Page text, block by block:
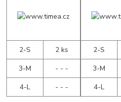
2-S
2 ks
3-M
- - -
4-L
- - -
2-S
3-M
4-L